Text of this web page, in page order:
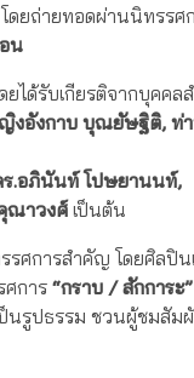
โดยถ่ายทอดผ่านนิทรรศ
น
ได้รับเกียรติจากบุคคล
อังกาบ บุณยัษฐิติ, ท่า
ร.อภินันท์ โปษยานนท์,
ณาวงศ์เป็นต้น
รศการสำคัญ โดยศิลปิ
การ“กราบ / สักการะ”
นรูปธรรม ชวนผู้ชมสัม